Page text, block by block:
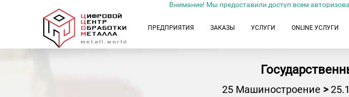
Внимание! Мы предоставили доступ всем
ПРЕДПРИЯТИЯ ЗАКАЗЫ УСЛУГИ ONLINE УСЛУГИ
25 Машиностроение >